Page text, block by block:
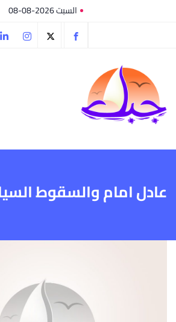
السبت 2026-08-08
عادل امام والسقوط